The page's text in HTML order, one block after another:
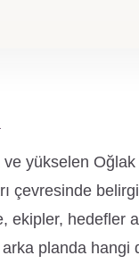
yükselen
çevresinde
hedefler
planda hangi